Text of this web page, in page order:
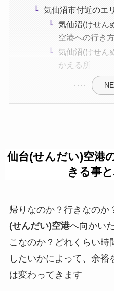
気仙沼市付近のエ
気仙沼(けせん
空港への行き
気仙沼(けせん
かえる所
仙台(せんだい)空港
きる事
帰りなのか？行きなのか
(せんだい)空港へ向かい
こなのか？どれくらい時
したいかによって、余
は変わってきます